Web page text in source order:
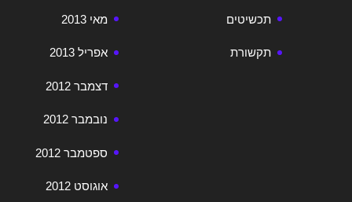
מאי 2013
אפריל 2013
דצמבר 2012
נובמבר 2012
ספטמבר 2012
אוגוסט 2012
תכשיטים
תקשורת